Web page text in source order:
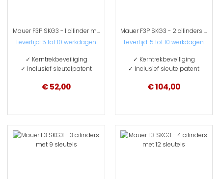
Mauer F3P SKG3 - 1 cilinder met 3 sleutels
Levertijd: 5 tot 10 werkdagen
✓ Kerntrekbeveiliging
✓ Inclusief sleutelpatent
€ 52,00
Mauer F3P SKG3 - 2 cilinders met 6 sleutels
Levertijd: 5 tot 10 werkdagen
✓ Kerntrekbeveiliging
✓ Inclusief sleutelpatent
€ 104,00